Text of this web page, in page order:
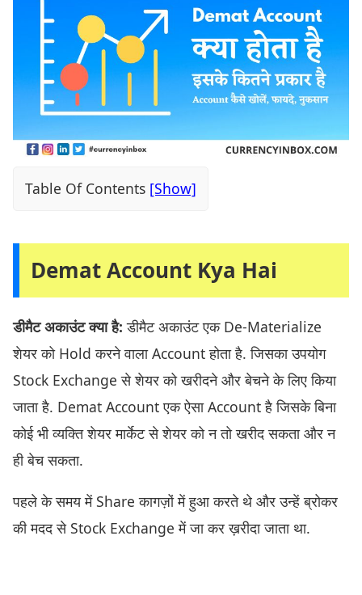
Table Of Contents
Demat Account Kya Hai
डीमैट अकाउंट क्या है: डीमैट अकाउंट एक De-Materialize
शेयर को Hold करने वाला Account होता है. जिसका उपयोग
Stock Exchange से शेयर को खरीदने और बेचने के लिए किया
जाता है. Demat Account एक ऐसा Account है जिसके बिना
कोई भी व्यक्ति शेयर मार्केट से शेयर को न तो खरीद सकता और न
ही बेच सकता.
पहले के समय में Share कागज़ों में हुआ करते थे और उन्हें ब्रोकर
की मदद से Stock Exchange में जा कर ख़रीदा जाता था.